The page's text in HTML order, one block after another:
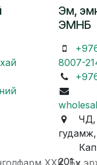
Эм,
ЭМНБ
8007-
ЧД,
гудамж,
201
ХХК. Бүх